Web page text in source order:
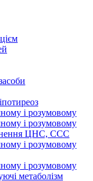
і розумовому
і розумовому
ЦНС, ССС
і розумовому
і розумовому
метаболізм